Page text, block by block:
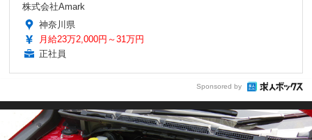
株式会社Amark
神奈川県
月給23万2,000円～31万円
正社員
Sponsored by